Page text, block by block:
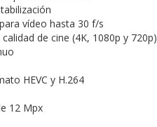
vídeo hasta 30 f/s
de cine (4K, 1080p y 720p)
HEVC y H.264
12 Mpx